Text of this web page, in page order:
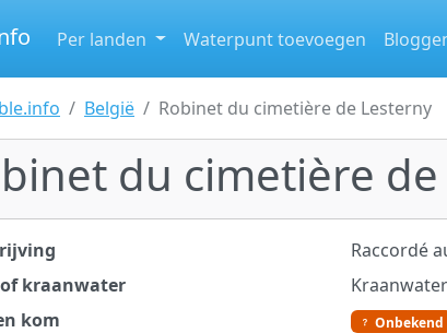
Per landen Waterpunt toevoegen
België Robinet du cimetière de Lesterny
du cimetière
Raccordé
kraanwater
Kraanwater
kom
Onbekend